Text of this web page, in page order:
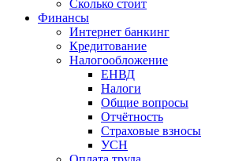
Сколько стоит
Финансы
Интернет банкинг
Кредитование
Налогообложение
ЕНВД
Налоги
Общие вопросы
Отчётность
Страховые взносы
УСН